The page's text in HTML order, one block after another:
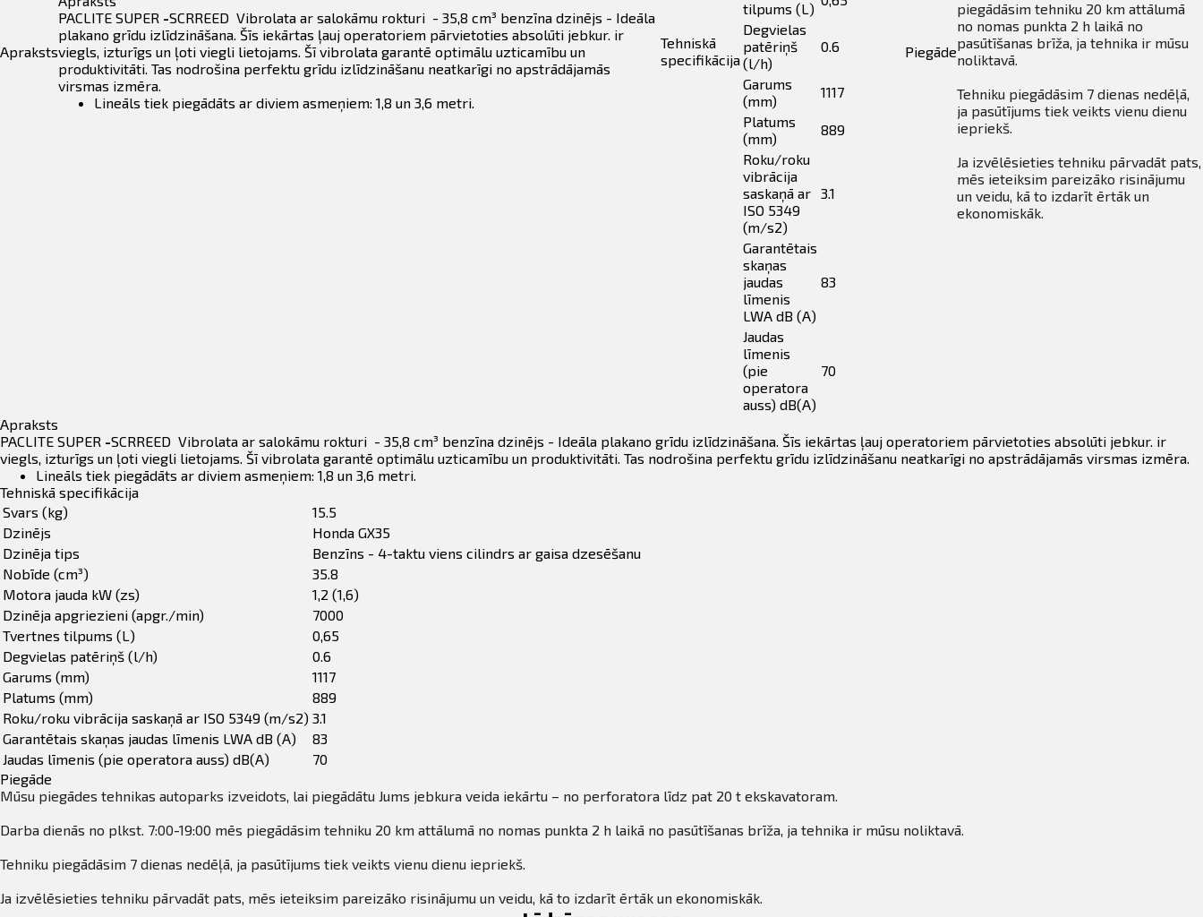
Apraksts
PACLITE SUPER -SCRREED Vibrolata ar salokāmu rokturi - 35,8 cm³ benzīna dzinējs - Ideāla
plakano grīdu izlīdzināšana. Šīs iekārtas ļauj operatoriem pārvietoties absolūti jebkur. ir
viegls, izturīgs un ļoti viegli lietojams. Šī vibrolata garantē optimālu uzticamību un
produktivitāti. Tas nodrošina perfektu grīdu izlīdzināšanu neatkarīgi no apstrādājamās
virsmas izmēra.
Lineāls tiek piegādāts ar diviem asmeņiem: 1,8 un 3,6 metri.
Tehniskā
specifikācija
tilpums (L)
Degvielas
patēriņš
(l/h)
0.6
Garums
(mm)
1117
Platums
(mm)
889
Roku/roku
vibrācija
saskaņā ar
ISO 5349
(m/s2)
3.1
Garantētais
skaņas
jaudas
līmenis
LWA dB (A)
83
Jaudas
līmenis
(pie
operatora
auss) dB(A)
70
Piegāde
piegādāsim tehniku 20 km attālumā
no nomas punkta 2 h laikā no
pasūtīšanas brīža, ja tehnika ir mūsu
noliktavā.
Tehniku piegādāsim 7 dienas nedēļā,
ja pasūtījums tiek veikts vienu dienu
iepriekš.
Ja izvēlēsieties tehniku pārvadāt pats,
mēs ieteiksim pareizāko risinājumu
un veidu, kā to izdarīt ērtāk un
ekonomiskāk.
Apraksts
PACLITE SUPER -SCRREED Vibrolata ar salokāmu rokturi - 35,8 cm³ benzīna dzinējs - Ideāla plakano grīdu izlīdzināšana. Šīs iekārtas ļauj operatoriem pārvietoties absolūti jebkur. ir
viegls, izturīgs un ļoti viegli lietojams. Šī vibrolata garantē optimālu uzticamību un produktivitāti. Tas nodrošina perfektu grīdu izlīdzināšanu neatkarīgi no apstrādājamās virsmas izmēra.
Lineāls tiek piegādāts ar diviem asmeņiem: 1,8 un 3,6 metri.
Tehniskā specifikācija
Svars (kg)
15.5
Dzinējs
Honda GX35
Dzinēja tips
Benzīns - 4-taktu viens cilindrs ar gaisa dzesēšanu
Nobīde (cm³)
35.8
Motora jauda kW (zs)
1,2 (1,6)
Dzinēja apgriezieni (apgr./min)
7000
Tvertnes tilpums (L)
0,65
Degvielas patēriņš (l/h)
0.6
Garums (mm)
1117
Platums (mm)
889
Roku/roku vibrācija saskaņā ar ISO 5349 (m/s2) 3.1
Garantētais skaņas jaudas līmenis LWA dB (A)
83
Jaudas līmenis (pie operatora auss) dB(A)
70
Piegāde
Mūsu piegādes tehnikas autoparks izveidots, lai piegādātu Jums jebkura veida iekārtu – no perforatora līdz pat 20 t ekskavatoram.
Darba dienās no plkst. 7:00-19:00 mēs piegādāsim tehniku 20 km attālumā no nomas punkta 2 h laikā no pasūtīšanas brīža, ja tehnika ir mūsu noliktavā.
Tehniku piegādāsim 7 dienas nedēļā, ja pasūtījums tiek veikts vienu dienu iepriekš.
Ja izvēlēsieties tehniku pārvadāt pats, mēs ieteiksim pareizāko risinājumu un veidu, kā to izdarīt ērtāk un ekonomiskāk.